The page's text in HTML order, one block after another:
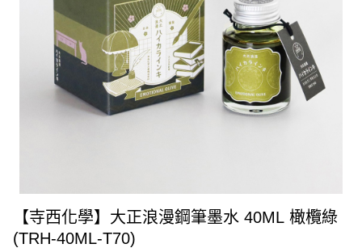
【寺西化學】大正浪漫鋼筆墨水 40ML 橄欖綠
(TRH-40ML-T70)